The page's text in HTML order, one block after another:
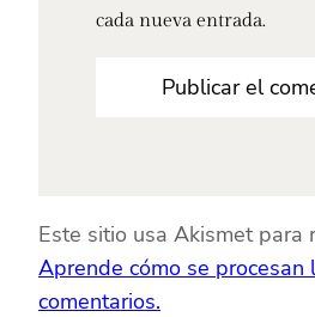
cada nueva entrada.
Este sitio usa Akismet para
Aprende cómo se procesan
comentarios.